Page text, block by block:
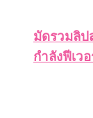
มัดรวมลิป
กำลังฟีเว